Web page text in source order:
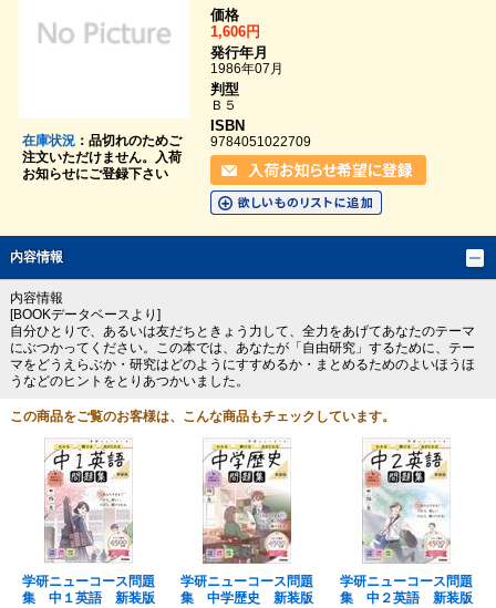
在庫状況：品切れのためご
注文いただけません。入荷
お知らせにご登録下さい
価格
1,606円
発行年月
1986年07月
判型
Ｂ５
ISBN
9784051022709
内容情報
内容情報
[BOOKデータベースより]
自分ひとりで、あるいは友だちときょう力して、全力をあげてあなたのテーマ
にぶつかってください。この本では、あなたが「自由研究」するために、テー
マをどうえらぶか・研究はどのようにすすめるか・まとめるためのよいほうほ
うなどのヒントをとりあつかいました。
この商品をご覧のお客様は、こんな商品もチェックしています。
学研ニューコース問題
集 中１英語 新装版
学研ニューコース問題
集 中学歴史 新装版
学研ニューコース問題
集 中２英語 新装版